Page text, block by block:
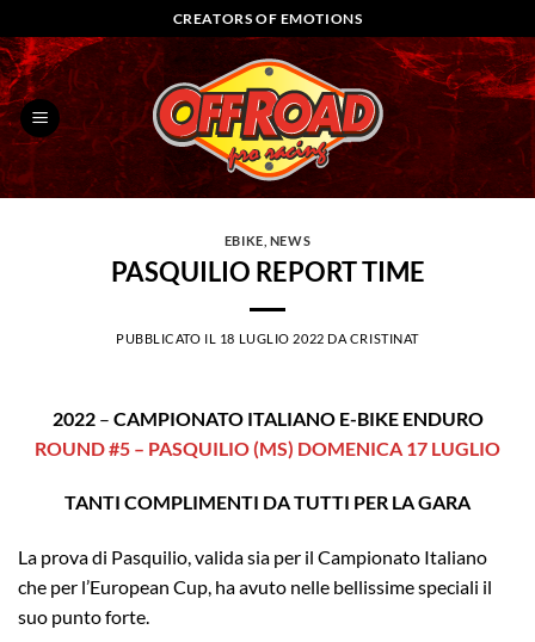
ai
contenuti
CREATORS OF EMOTIONS
EBIKE NEWS
PASQUILIO REPORT TIME
PUBBLICATO IL 18 LUGLIO 2022 DA CRISTINAT
2022– CAMPIONATO ITALIANO E-BIKEENDURO
ROUND #5 – PASQUILIO (MS) DOMENICA 17 LUGLIO
TANTI COMPLIMENTI DA TUTTI PER LA GARA
La prova di Pasquilio, valida sia per il Campionato Italiano
che per l’European Cup, ha avuto nelle bellissime speciali il
suo punto forte.